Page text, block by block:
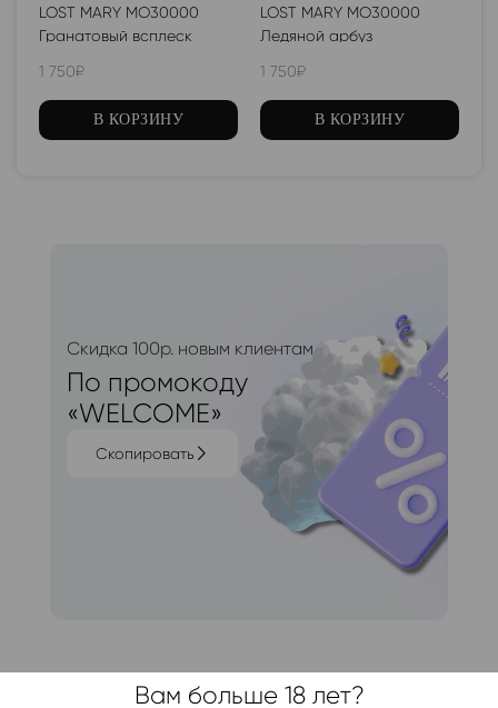
LOST MARY MO30000
Гранатовый всплеск
1 750₽
В КОРЗИНУ
LOST MARY MO30000
Ледяной арбуз
1 750₽
В КОРЗИНУ
Скидка 100р. новым клиентам
По промокоду
«WELCOME»
Скопировать
Вам больше 18 лет?